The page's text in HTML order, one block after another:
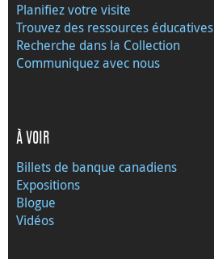
Planifiez votre visite
Trouvez des ressources éducatives
Recherche dans la Collection
Communiquez avec nous
À VOIR
Billets de banque canadiens
Expositions
Blogue
Vidéos